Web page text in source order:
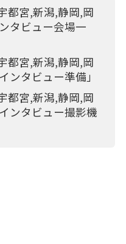
都宮,新潟,静岡,岡
タビュー会場一
都宮,新潟,静岡,岡
ンタビュー準備」
都宮,新潟,静岡,岡
ンタビュー撮影機